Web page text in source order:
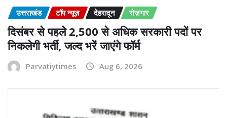
उत्तराखंड टॉप न्यूज़ देहरादून रोज़गार
दिसंबर से पहले 2,500 से अधिक सरकारी पदों पर
निकलेगी भर्ती, जल्द भरें जाएंगे फॉर्म
Parvatiytimes Aug 6, 2026